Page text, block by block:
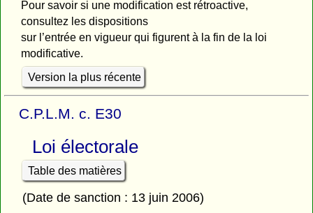
Pour savoir si une modification est rétroactive,
consultez les dispositions
sur l’entrée en vigueur qui figurent à la fin de la loi
modificative.
Version la plus récente
C.P.L.M. c. E30
Loi électorale
Table des matières
(Date de sanction : 13 juin 2006)